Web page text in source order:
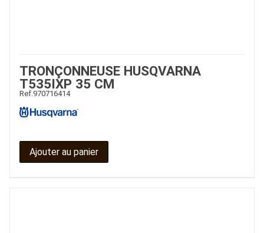
TRONÇONNEUSE HUSQVARNA
T535IXP 35 CM
Ref. 970716414
Ajouter au panier